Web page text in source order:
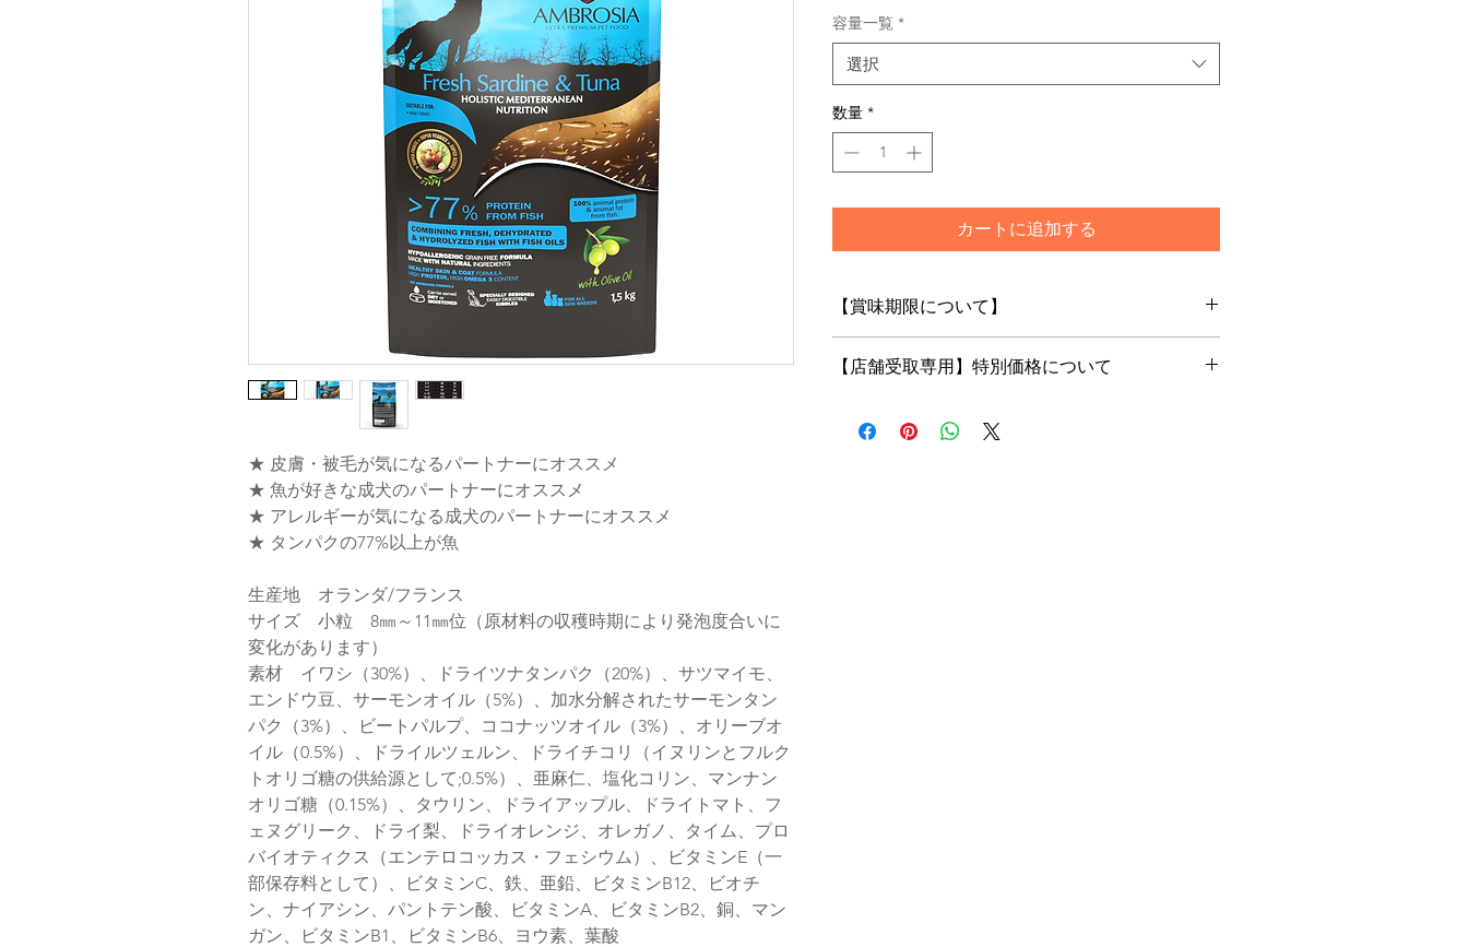
★ 皮膚・被毛が気になるパートナーにオススメ
★ 魚が好きな成犬のパートナーにオススメ
★ アレルギーが気になる成犬のパートナーにオススメ
★ タンパクの77%以上が魚
生産地 オランダ/フランス
サイズ 小粒 8㎜～11㎜位（原材料の収穫時期により発泡度合いに
変化があります）
素材 イワシ（30%）、ドライツナタンパク（20%）、サツマイモ、
エンドウ豆、サーモンオイル（5%）、加水分解されたサーモンタン
パク（3%）、ビートパルプ、ココナッツオイル（3%）、オリーブオ
イル（0.5%）、ドライルツェルン、ドライチコリ（イヌリンとフルク
トオリゴ糖の供給源として;0.5%）、亜麻仁、塩化コリン、マンナン
オリゴ糖（0.15%）、タウリン、ドライアップル、ドライトマト、フ
ェヌグリーク、ドライ梨、ドライオレンジ、オレガノ、タイム、プロ
バイオティクス（エンテロコッカス・フェシウム）、ビタミンE（一
部保存料として）、ビタミンC、鉄、亜鉛、ビタミンB12、ビオチ
ン、ナイアシン、パントテン酸、ビタミンA、ビタミンB2、銅、マン
ガン、ビタミンB1、ビタミンB6、ヨウ素、葉酸
容量一覧 *
選択
数量 *
カートに追加する
【賞味期限について】
当店はお客様にご注文を頂いてからメーカー最新ロット
【店舗受取専用】特別価格について
トで「店舗受取」をご選択ください